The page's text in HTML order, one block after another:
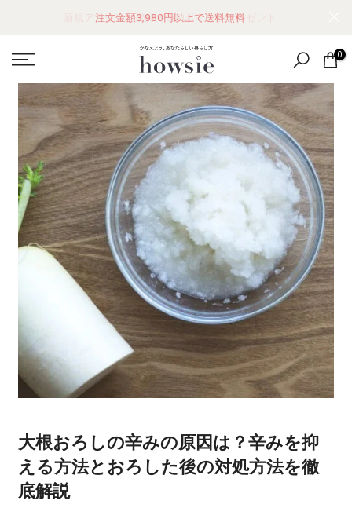
テ
ン
ツ
に
ス
ッ
プ
新規アカウント登録で300ポイントプレゼント
0
大根おろしの辛みの原因は？辛みを抑
える方法とおろした後の対処方法を徹
底解説